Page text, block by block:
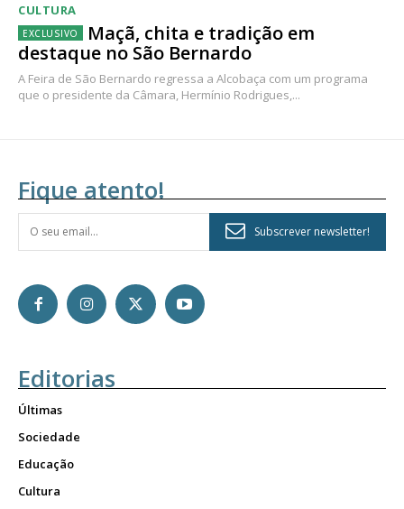
CULTURA
Maçã, chita e tradição em
destaque no São Bernardo
A Feira de São Bernardo regressa a Alcobaça com um programa
que o presidente da Câmara, Hermínio Rodrigues,...
Fique atento!
Subscrever newsletter!
Editorias
Últimas
Sociedade
Educação
Cultura